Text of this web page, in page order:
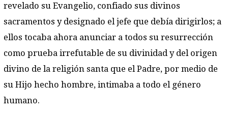
revelado su Evangelio, confiado sus divinos
sacramentos y designado el jefe que debía dirigirlos; a
ellos tocaba ahora anunciar a todos su resurrección
como prueba irrefutable de su divinidad y del origen
divino de la religión santa que el Padre, por medio de
su Hijo hecho hombre, intimaba a todo el género
humano.